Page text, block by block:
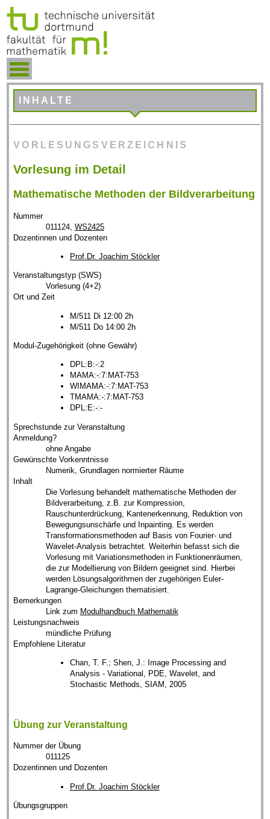
INHALTE
VORLESUNGSVERZEICHNIS
Vorlesung im Detail
Mathematische Methoden der Bildverarbeitung
Nummer
011124, WS2425
Dozentinnen und Dozenten
Prof.Dr. Joachim Stöckler
Veranstaltungstyp (SWS)
Vorlesung (4+2)
Ort und Zeit
M/511 Di 12:00 2h
M/511 Do 14:00 2h
Modul-Zugehörigkeit (ohne Gewähr)
DPL:B:-:2
MAMA:-:7:MAT-753
WIMAMA:-:7:MAT-753
TMAMA:-:7:MAT-753
DPL:E:-:-
Sprechstunde zur Veranstaltung
Anmeldung?
ohne Angabe
Gewünschte Vorkenntnisse
Numerik, Grundlagen normierter Räume
Inhalt
Die Vorlesung behandelt mathematische Methoden der
Bildverarbeitung, z.B. zur Kompression,
Rauschunterdrückung, Kantenerkennung, Reduktion von
Bewegungsunschärfe und Inpainting. Es werden
Transformationsmethoden auf Basis von Fourier- und
Wavelet-Analysis betrachtet. Weiterhin befasst sich die
Vorlesung mit Variationsmethoden in Funktionenräumen,
die zur Modellierung von Bildern geeignet sind. Hierbei
werden Lösungsalgorithmen der zugehörigen Euler-
Lagrange-Gleichungen thematisiert.
Bemerkungen
Link zum Modulhandbuch Mathematik
Leistungsnachweis
mündliche Prüfung
Empfohlene Literatur
Chan, T. F.; Shen, J.: Image Processing and
Analysis - Variational, PDE, Wavelet, and
Stochastic Methods, SIAM, 2005
Übung zur Veranstaltung
Nummer der Übung
011125
Dozentinnen und Dozenten
Prof.Dr. Joachim Stöckler
Übungsgruppen